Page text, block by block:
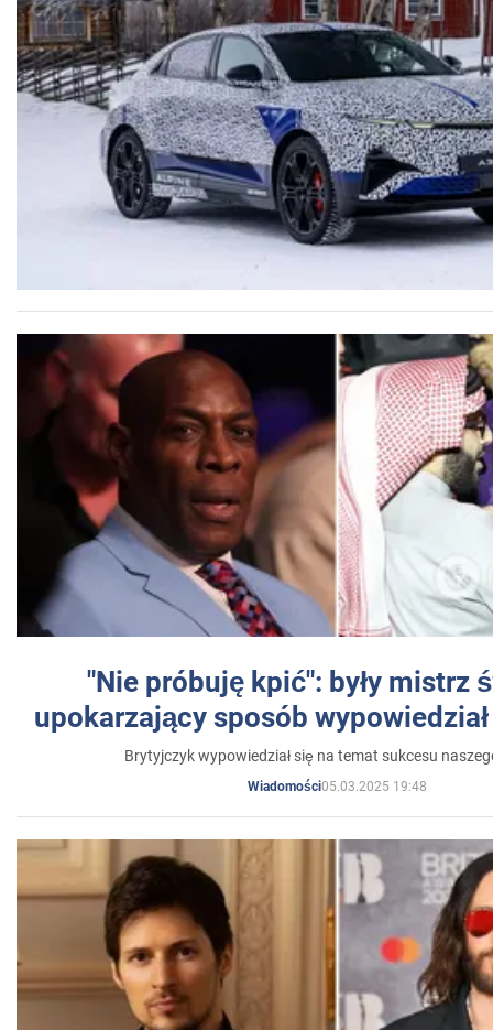
"Nie próbuję kpić": były mistrz
upokarzający sposób
Brytyjczyk wypowiedział się na temat sukcesu
Wiadomości05.03.2025 19:48